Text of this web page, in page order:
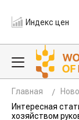
Индекс цен
Главная
Интересная
хозяйством